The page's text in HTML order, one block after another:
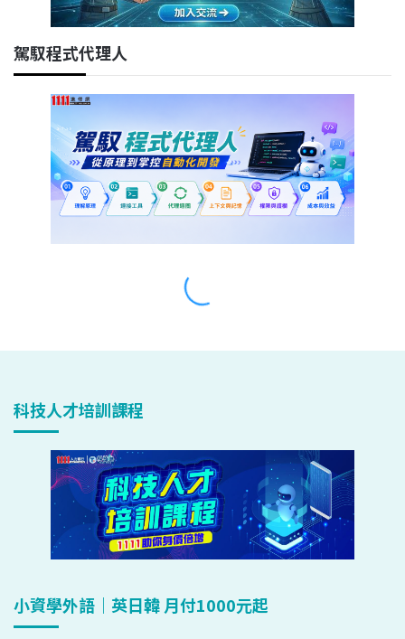
科技人才培訓課程
小資學外語｜英日韓 月付1000元起